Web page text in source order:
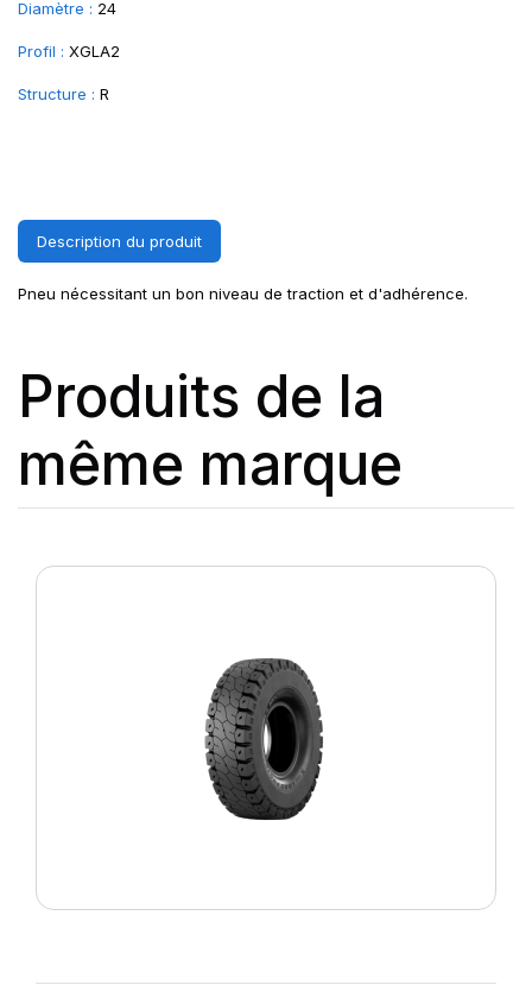
Diamètre : 24
Profil : XGLA2
Structure : R
Description du produit
Pneu nécessitant un bon niveau de traction et d'adhérence.
Produits de la
même marque